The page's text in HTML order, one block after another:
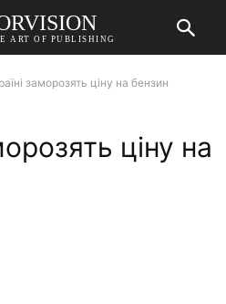
ART OF PUBLISHING
заморозять ціну на бензин
ціну на